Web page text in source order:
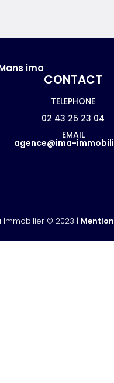
Immobilier © 2023 |
CONTACT
TELEPHONE
02 43 25 23 04
EMAIL
agence@ima-